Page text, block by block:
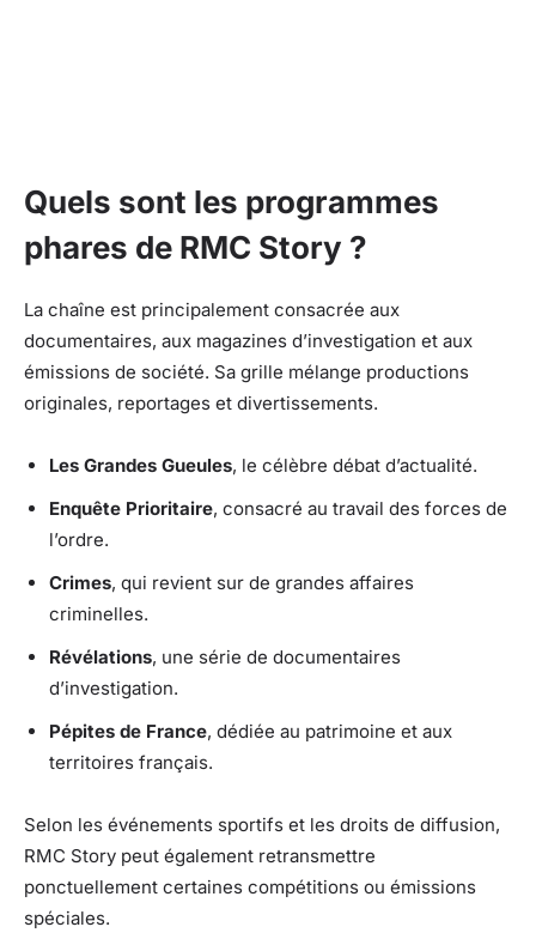
Quels sont les programmes
phares de RMC Story ?
La chaîne est principalement consacrée aux
documentaires, aux magazines d’investigation et aux
émissions de société. Sa grille mélange productions
originales, reportages et divertissements.
Les Grandes Gueules, le célèbre débat d’actualité.
Enquête Prioritaire, consacré au travail des forces de
l’ordre.
Crimes, qui revient sur de grandes affaires
criminelles.
Révélations, une série de documentaires
d’investigation.
Pépites de France, dédiée au patrimoine et aux
territoires français.
Selon les événements sportifs et les droits de diffusion,
RMC Story peut également retransmettre
ponctuellement certaines compétitions ou émissions
spéciales.